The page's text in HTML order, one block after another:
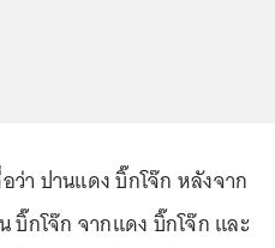
า ปานแดง บิ๊กโจ๊ก หลังจาก
บิ๊กโจ๊ก จากแดง บิ๊กโจ๊ก และ